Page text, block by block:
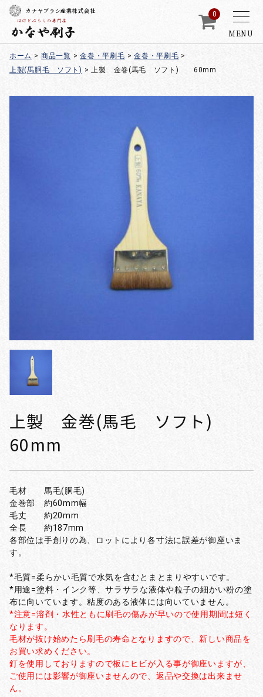
MENU
カナヤブラシ産業株式会社 0
ホーム > 商品一覧 > 金巻・平刷毛 > 金巻・平刷毛 >
上製(馬胴毛 ソフト) > 上製 金巻(馬毛 ソフト) 60mm
上製 金巻(馬毛 ソフト)
60mm
毛材 馬毛(胴毛)
金巻部 約60mm幅
毛丈 約20mm
全長 約187mm
各部位は手創りの為、ロットにより各寸法に誤差が御座いま
す。
*毛質=柔らかい毛質で水気を含むとまとまりやすいです。
*用途=塗料・インク等、サラサラな液体や粒子の細かい粉の塗
布に向いています。粘度のある液体には向いていません。
*注意=溶剤・水性ともに刷毛の傷みが早いので使用期間は短く
なります。
毛材が抜け始めたら刷毛の寿命となりますので、新しい商品を
お買い求めください。
釘を使用しておりますので板にヒビが入る事が御座いますが、
ご使用には影響が御座いませんので、返品や交換は出来ませ
ん。